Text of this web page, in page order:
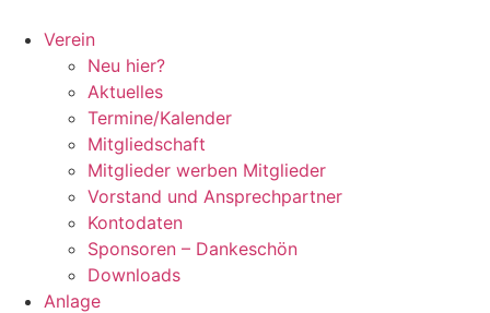
Inhalt
springen
Verein
Neu hier?
Aktuelles
Termine/Kalender
Mitgliedschaft
Mitglieder werben Mitglieder
Vorstand und Ansprechpartner
Kontodaten
Sponsoren – Dankeschön
Downloads
Anlage